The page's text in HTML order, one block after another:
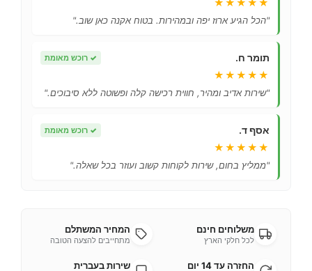
★★★★★
"הכל הגיע ארוז יפה ובמהירות. בטוח אקנה כאן שוב."
תומר ח. ✓ רוכש מאומת
★★★★★
"שירות אדיב ומהיר, חווית רכישה קלה ופשוטה ללא סיבוכים."
אסף ד. ✓ רוכש מאומת
★★★★★
"ממליץ בחום, שירות לקוחות קשוב ועוזר בכל שאלה."
משלוחים חינם
לכל חלקי הארץ
המחיר המשתלם
מתחייבים להצעה הטובה
החזרה עד 14 יום שירות בעברית